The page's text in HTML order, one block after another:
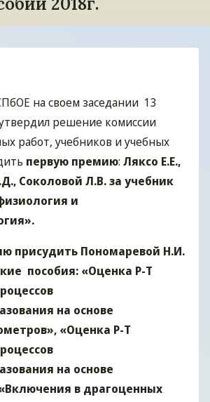
на своем заседании 13
решение комиссии
работ, учебников и учебных
первую премию: Ляксо Е.Е.,
Соколовой Л.В. за учебник
и
присудить Пономаревой Н.И.
пособия: «Оценка Р-Т
на основе
«Оценка Р-Т
на основе
в драгоценных